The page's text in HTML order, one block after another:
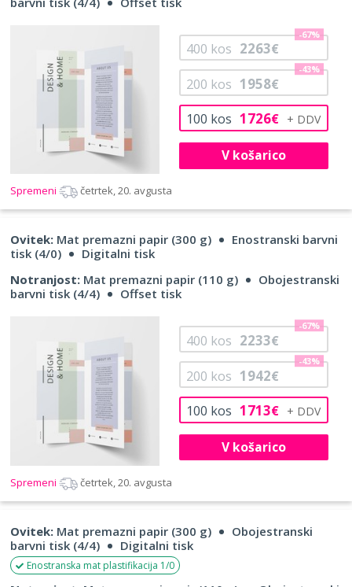
100 kos 1726€
200 kos 1958€
-43%
400 kos 2263€
-67%
V košarico
Spremeni četrtek, 20. avgusta
Ovitek: Mat premazni papir (300 g)
Enostranski barvni
tisk (4/0)
Digitalni tisk
Notranjost: Mat premazni papir (110 g)
Obojestranski
barvni tisk (4/4)
Offset tisk
100 kos 1713€
200 kos 1942€
-43%
400 kos 2233€
-67%
V košarico
Spremeni četrtek, 20. avgusta
Ovitek: Mat premazni papir (300 g)
Obojestranski
barvni tisk (4/4)
Digitalni tisk
Enostranska mat plastifikacija 1/0